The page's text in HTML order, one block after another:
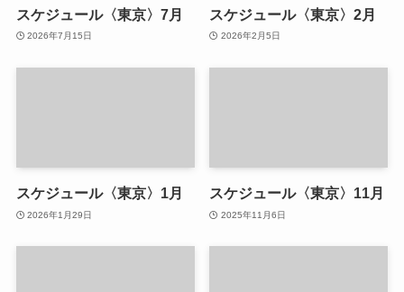
スケジュール〈東京〉7月
2026年7月15日
スケジュール〈東京〉2月
2026年2月5日
スケジュール〈東京〉1月
2026年1月29日
スケジュール〈東京〉11月
2025年11月6日